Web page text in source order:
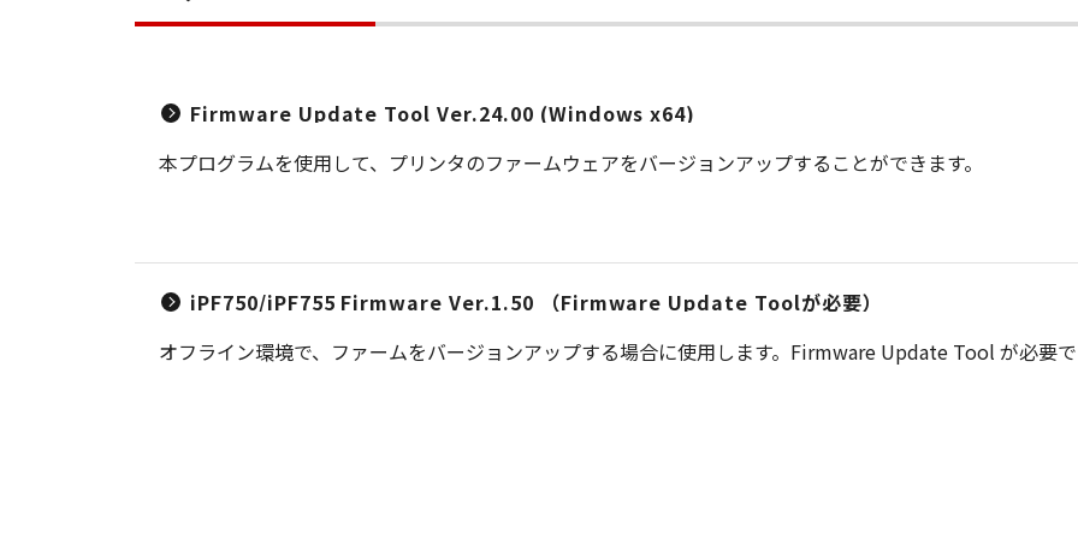
Firmware Update Tool Ver.24.00 (Windows x64)
本プログラムを使用して、プリンタのファームウェアをバージョンアップすることができます。
iPF750/iPF755 Firmware Ver.1.50 （Firmware Update Toolが必要）
オフライン環境で、ファームをバージョンアップする場合に使用します。Firmware Update Tool が必要